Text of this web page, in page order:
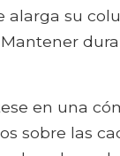
alarga su
en una
sobre las